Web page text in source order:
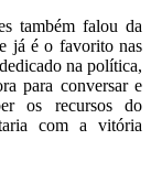
também falou da
já é o favorito nas
na política,
para conversar e
os recursos do
com a vitória